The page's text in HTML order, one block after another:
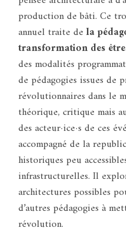
production de bâti. Ce
annuel traite dela
transformation des
des modalités
de pédagogies issues de
révolutionnaires dans le
théorique, critique mais
des acteur·ice·s de ces
accompagné de la
historiques peu
infrastructurelles. Il
architectures possibles
d’autres pédagogies à
révolution.